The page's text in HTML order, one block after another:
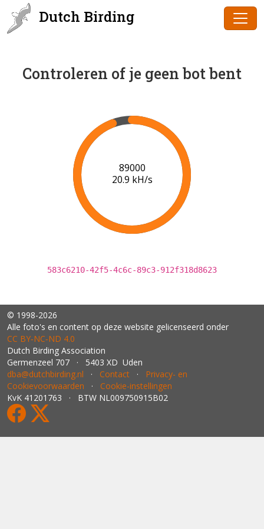
Dutch Birding
Controleren of je geen bot bent
91000
21.0 kH/s
583c6210-42f5-4c6c-89c3-912f318d8623
© 1998-2026
Alle foto's en content op deze website gelicenseerd onder
CC BY‑NC‑ND 4.0
Dutch Birding Association
Germenzeel 707 · 5403 XD Uden
dba@dutchbirding.nl · Contact · Privacy- en
Cookievoorwaarden · Cookie-instellingen
KvK 41201763 · BTW NL009750915B02